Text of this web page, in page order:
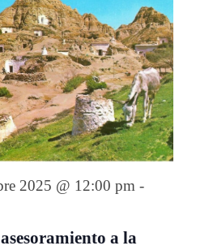
a la
2025 @ 12:00 pm -